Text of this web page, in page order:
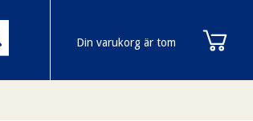
Din varukorg är tom